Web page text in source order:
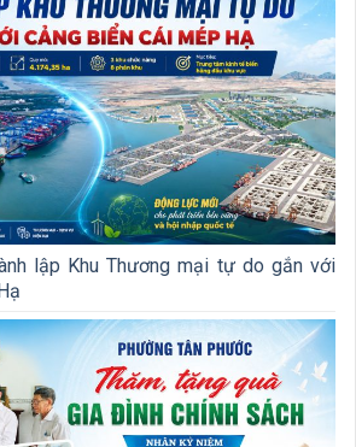
lập Khu Thương mại tự do gắn với